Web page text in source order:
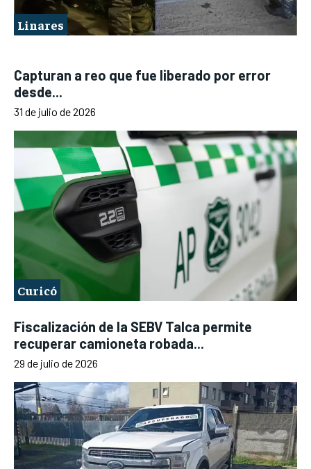
Linares
Capturan a reo que fue liberado por error
desde...
31 de julio de 2026
Curicó
Fiscalización de la SEBV Talca permite
recuperar camioneta robada...
29 de julio de 2026